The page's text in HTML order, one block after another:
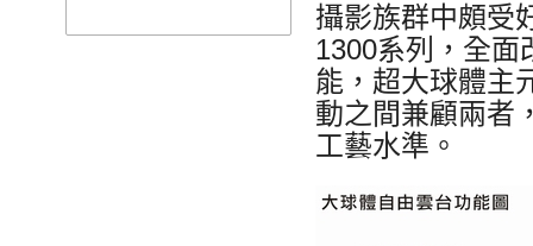
攝影族群中頗受
1300系列，全面
能，超大球體主
動之間兼顧兩者
工藝水準。